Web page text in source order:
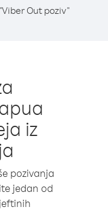
Out poziv"
iz
pozivanja
jedan od